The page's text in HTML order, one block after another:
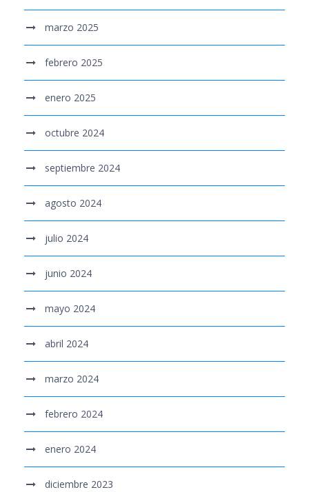
marzo 2025
febrero 2025
enero 2025
octubre 2024
septiembre 2024
agosto 2024
julio 2024
junio 2024
mayo 2024
abril 2024
marzo 2024
febrero 2024
enero 2024
diciembre 2023